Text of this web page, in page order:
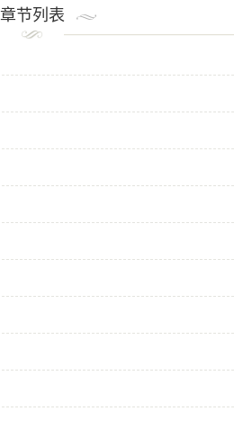
击对象坏消息：身负巨债被网
助理许纪来主动签约而且怎么
为合约情侣,为躲避狗仔同居
店里坐着全身发软,练习一次又
酒后睡在一起,他以指作笔轻轻
声说：梨梨,我喜欢你。//奇怪
唤雨,每次都能安排到顶流的
升一次恋综主持人问：请问你
艾梨：我对男人没兴趣。她余
男人,鸭舌帽遮挡了半张脸,只
她逐渐对助理动心,还写了张字
下来,是无数的意外,包括他他
子承父业大权在握,而外界评价
不上市井烟火艾梨退圈回了县
章节列表